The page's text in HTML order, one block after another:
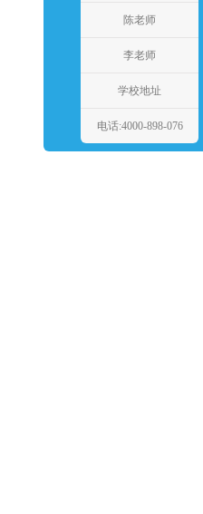
陈老师
李老师
学校地址
电话:4000-898-076